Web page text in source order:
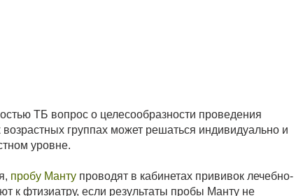
ТБ вопрос о целесообразности проведения
группах может решаться индивидуально и
уровне.
пробу Манту проводят в кабинетах прививок лечебно-
к фтизиатру, если результаты пробы Манту не